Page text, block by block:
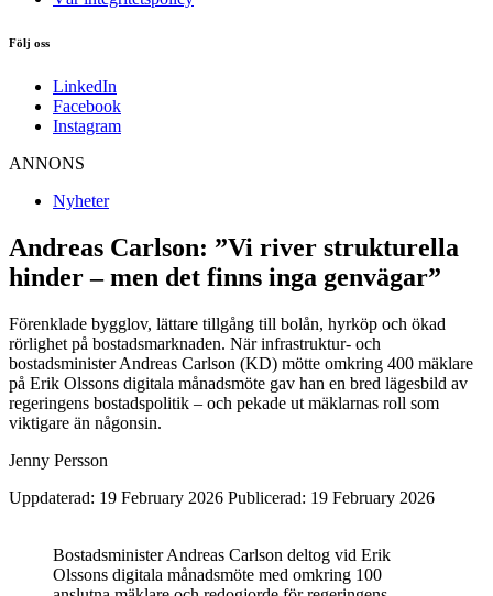
Följ oss
LinkedIn
Facebook
Instagram
ANNONS
Nyheter
Andreas Carlson: ”Vi river strukturella
hinder – men det finns inga genvägar”
Förenklade bygglov, lättare tillgång till bolån, hyrköp och ökad
rörlighet på bostadsmarknaden. När infrastruktur- och
bostadsminister Andreas Carlson (KD) mötte omkring 400 mäklare
på Erik Olssons digitala månadsmöte gav han en bred lägesbild av
regeringens bostadspolitik – och pekade ut mäklarnas roll som
viktigare än någonsin.
Jenny Persson
Uppdaterad: 19 February 2026 Publicerad: 19 February 2026
Bostadsminister Andreas Carlson deltog vid Erik
Olssons digitala månadsmöte med omkring 100